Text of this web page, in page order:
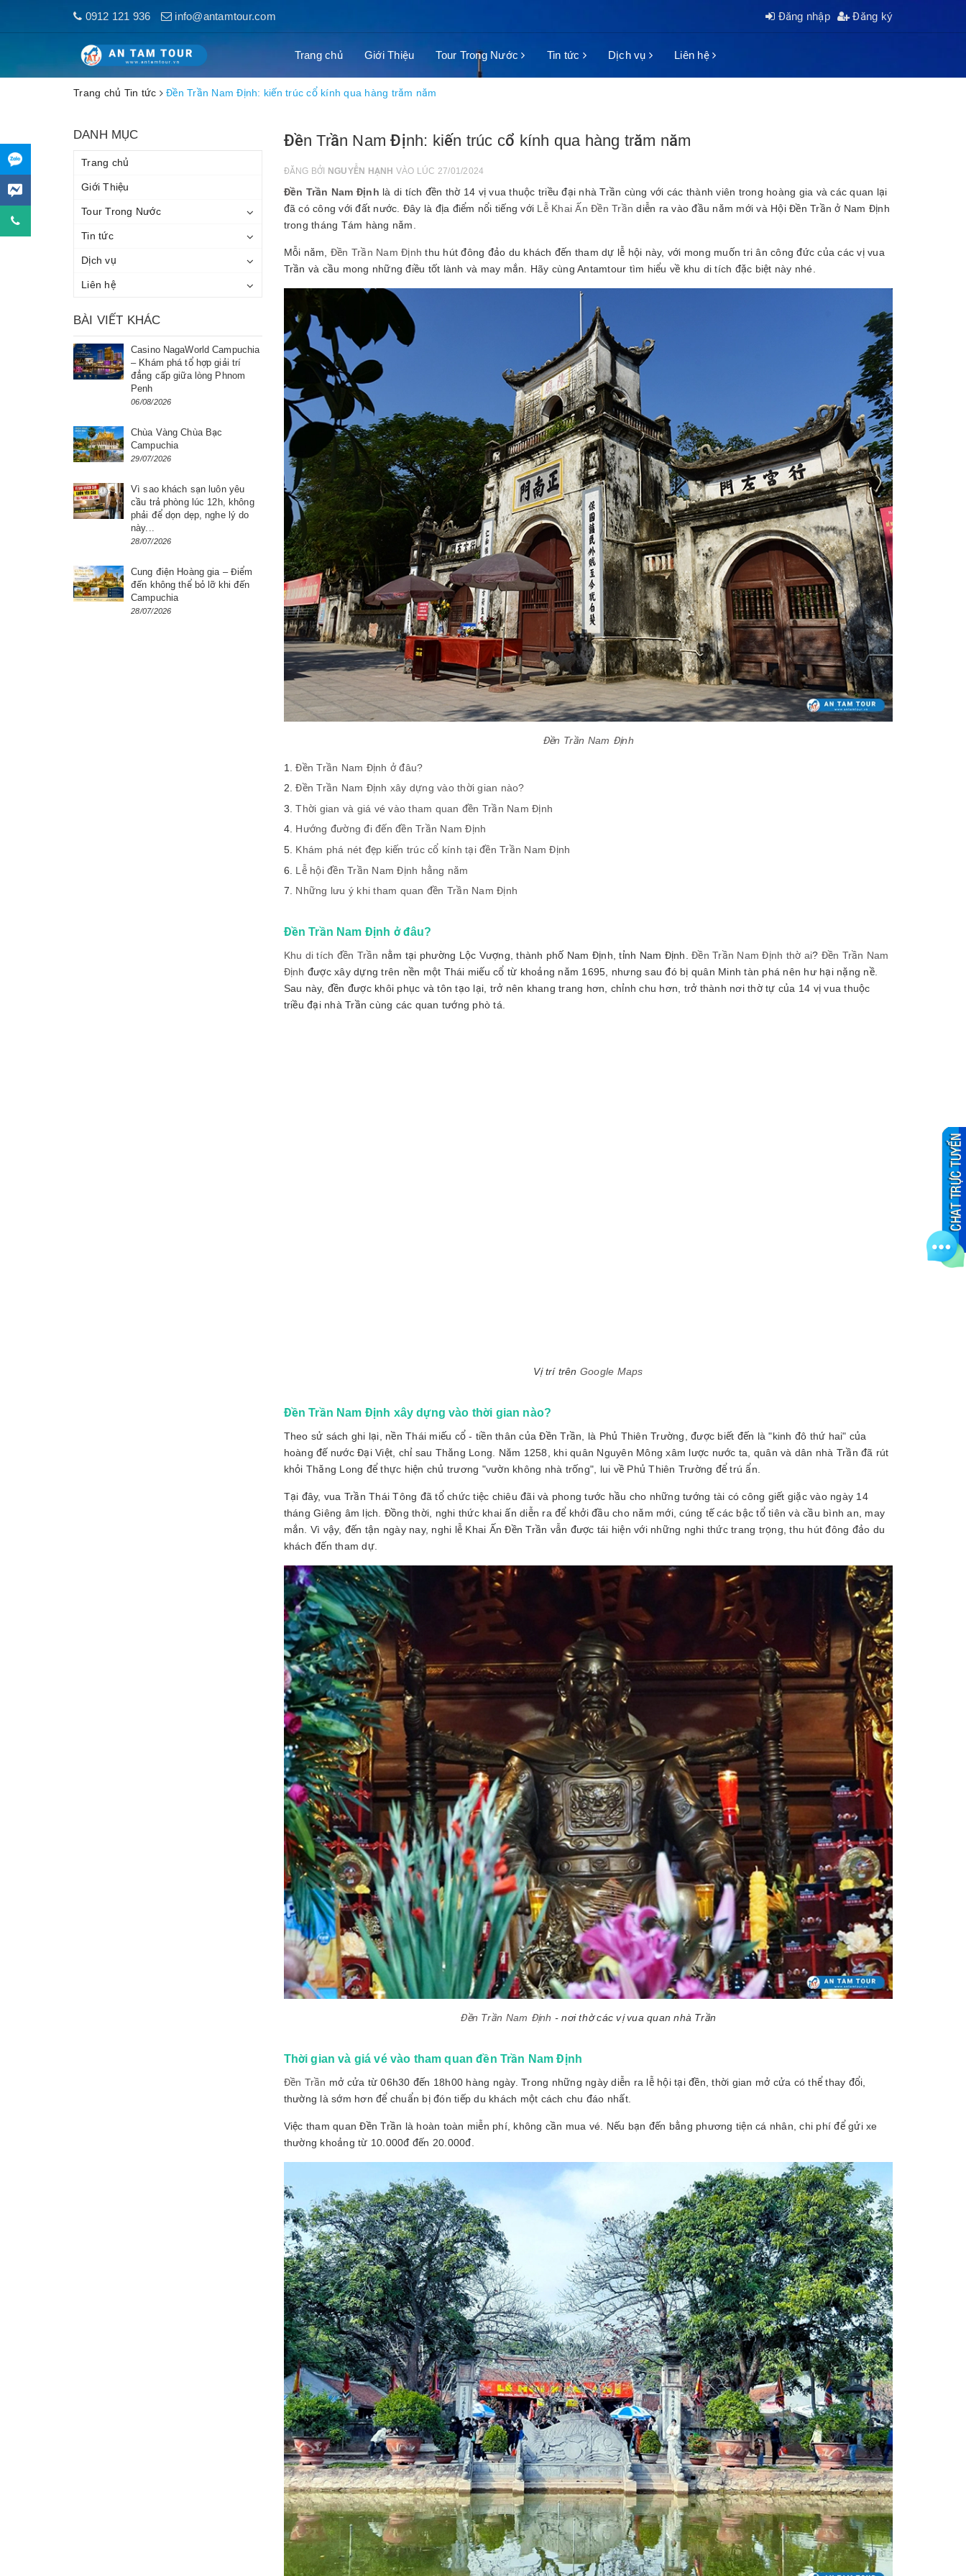
0912 121 936 info@antamtour.com Đăng nhập Đăng ký
Trang chủ Giới Thiệu Tour Trong Nước Tin tức Dịch vụ Liên hệ
Trang chủ Tin tức Đền Trần Nam Định: kiến trúc cổ kính qua hàng trăm năm
Đền Trần Nam Định: kiến trúc cổ kính qua hàng trăm năm
ĐĂNG BỞI NGUYỄN HẠNH VÀO LÚC 27/01/2024
Đền Trần Nam Định là di tích đền thờ 14 vị vua thuộc triều đại nhà Trần cùng với các thành viên trong hoàng gia và các quan lại
đã có công với đất nước. Đây là địa điểm nổi tiếng với Lễ Khai Ấn Đền Trần diễn ra vào đầu năm mới và Hội Đền Trần ở Nam Định
trong tháng Tám hàng năm.
Mỗi năm, Đền Trần Nam Định thu hút đông đảo du khách đến tham dự lễ hội này, với mong muốn tri ân công đức của các vị vua
Trần và cầu mong những điều tốt lành và may mắn. Hãy cùng Antamtour tìm hiểu về khu di tích đặc biệt này nhé.
Đền Trần Nam Định
Đền Trần Nam Định ở đâu?
Đền Trần Nam Định xây dựng vào thời gian nào?
Thời gian và giá vé vào tham quan đền Trần Nam Định
Hướng đường đi đến đền Trần Nam Định
Khám phá nét đẹp kiến trúc cổ kính tại đền Trần Nam Định
Lễ hội đền Trần Nam Định hằng năm
Những lưu ý khi tham quan đền Trần Nam Định
Đền Trần Nam Định ở đâu?
Khu di tích đền Trần nằm tại phường Lộc Vượng, thành phố Nam Định, tỉnh Nam Định. Đền Trần Nam Định thờ ai? Đền Trần Nam
Định được xây dựng trên nền một Thái miếu cổ từ khoảng năm 1695, nhưng sau đó bị quân Minh tàn phá nên hư hại nặng nề.
Sau này, đền được khôi phục và tôn tạo lại, trở nên khang trang hơn, chỉnh chu hơn, trở thành nơi thờ tự của 14 vị vua thuộc
triều đại nhà Trần cùng các quan tướng phò tá.
Vị trí trên Google Maps
Đền Trần Nam Định xây dựng vào thời gian nào?
Theo sử sách ghi lại, nền Thái miếu cổ - tiền thân của Đền Trần, là Phủ Thiên Trường, được biết đến là "kinh đô thứ hai" của
hoàng đế nước Đại Việt, chỉ sau Thăng Long. Năm 1258, khi quân Nguyên Mông xâm lược nước ta, quân và dân nhà Trần đã rút
khỏi Thăng Long để thực hiện chủ trương "vườn không nhà trống", lui về Phủ Thiên Trường để trú ẩn.
Tại đây, vua Trần Thái Tông đã tổ chức tiệc chiêu đãi và phong tước hầu cho những tướng tài có công giết giặc vào ngày 14
tháng Giêng âm lịch. Đồng thời, nghi thức khai ấn diễn ra để khởi đầu cho năm mới, cúng tế các bậc tổ tiên và cầu bình an, may
mắn. Vì vậy, đến tận ngày nay, nghi lễ Khai Ấn Đền Trần vẫn được tái hiện với những nghi thức trang trọng, thu hút đông đảo du
khách đến tham dự.
Đền Trần Nam Định - nơi thờ các vị vua quan nhà Trần
Thời gian và giá vé vào tham quan đền Trần Nam Định
Đền Trần mở cửa từ 06h30 đến 18h00 hàng ngày. Trong những ngày diễn ra lễ hội tại đền, thời gian mở cửa có thể thay đổi,
thường là sớm hơn để chuẩn bị đón tiếp du khách một cách chu đáo nhất.
Việc tham quan Đền Trần là hoàn toàn miễn phí, không cần mua vé. Nếu bạn đến bằng phương tiện cá nhân, chi phí để gửi xe
thường khoảng từ 10.000đ đến 20.000đ.
DANH MỤC
Trang chủ
Giới Thiệu
Tour Trong Nước
Tin tức
Dịch vụ
Liên hệ
BÀI VIẾT KHÁC
Casino NagaWorld Campuchia
– Khám phá tổ hợp giải trí
đẳng cấp giữa lòng Phnom
Penh
06/08/2026
Chùa Vàng Chùa Bạc
Campuchia
29/07/2026
Vì sao khách sạn luôn yêu
cầu trả phòng lúc 12h, không
phải để dọn dẹp, nghe lý do
này...
28/07/2026
Cung điện Hoàng gia – Điểm
đến không thể bỏ lỡ khi đến
Campuchia
28/07/2026